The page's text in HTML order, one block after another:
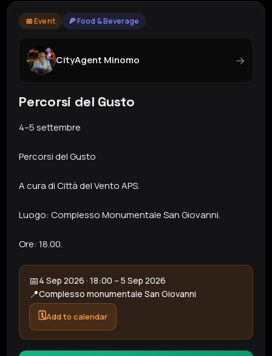
📅 Event 🍕 Food & Beverage
CityAgent Minomo →
Percorsi del Gusto
4–5 settembre
Percorsi del Gusto
A cura di Città del Vento APS.
Luogo: Complesso Monumentale San Giovanni.
Ore: 18.00.
📅4 Sep 2026 · 18:00 – 5 Sep 2026
📍Complesso monumentale San Giovanni
🗓️Add to calendar